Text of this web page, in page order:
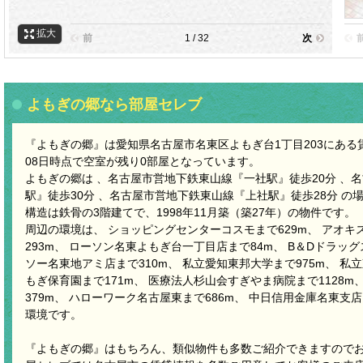
拡大 前 1 / 32 次
よもぎの郷なら部屋セレブ
『よもぎの郷』は愛知県名古屋市名東区よもぎ台1丁目203にあ
08日時点で空室が残り0部屋となっています。
よもぎの郷は 、名古屋市営地下鉄東山線『一社駅』徒歩20分 、
駅』徒歩30分 、名古屋市営地下鉄東山線『上社駅』徒歩28分 の
構造は鉄骨の3階建てで、1998年11月築（築27年）の物件です。
周辺の環境は、 ショッピングセンターコスモまで629m、 アオキ
293m、 ローソン名東よもぎ台一丁目店まで84m、 B＆Dドラッ
ソー名東地アミ店まで310m、 私立愛知東邦大学まで975m、 私
もぎ保育園まで171m、 医療法人杉山会すぎやま病院まで1128m
379m、 ハローワーク名古屋東まで686m、 中日信用金庫名東支
環境です。
『よもぎの郷』はもちろん、類似物件も多数ご紹介できますので